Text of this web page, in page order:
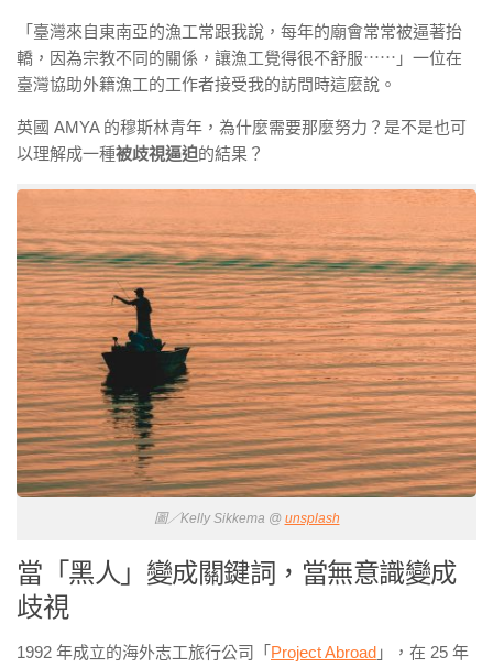
「臺灣來自東南亞的漁工常跟我說，每年的廟會常常被逼著抬
轎，因為宗教不同的關係，讓漁工覺得很不舒服⋯⋯」一位在
臺灣協助外籍漁工的工作者接受我的訪問時這麼說。
英國 AMYA 的穆斯林青年，為什麼需要那麼努力？是不是也可
以理解成一種被歧視逼迫的結果？
圖／Kelly Sikkema @ unsplash
當「黑人」變成關鍵詞，當無意識變成
歧視
1992 年成立的海外志工旅行公司「 Project Abroad 」，在 25 年